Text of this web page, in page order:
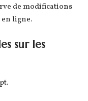
de modifications
ligne.
sur les